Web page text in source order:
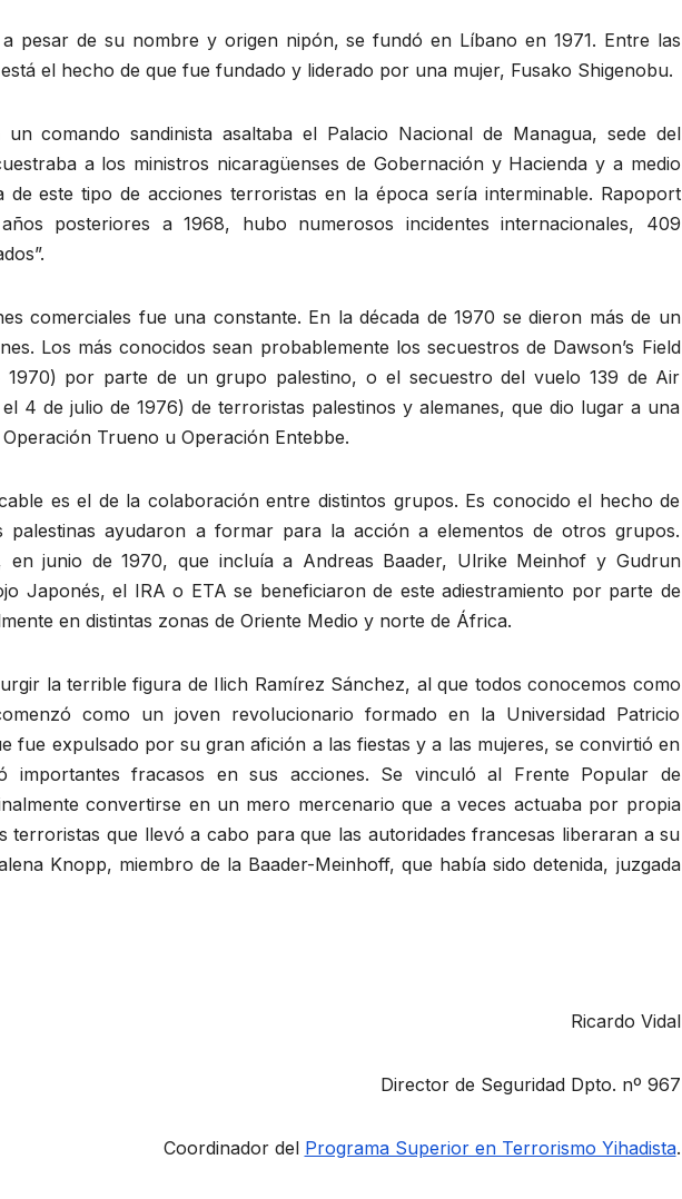
pesar de su nombre y origen nipón, se fundó en Líbano en 1971. Entre las
el hecho de que fue fundado y liderado por una mujer, Fusako Shigenobu.
comando sandinista asaltaba el Palacio Nacional de Managua, sede del
a los ministros nicaragüenses de Gobernación y Hacienda y a medio
de este tipo de acciones terroristas en la época sería interminable. Rapoport
posteriores a 1968, hubo numerosos incidentes internacionales, 409
comerciales fue una constante. En la década de 1970 se dieron más de un
Los más conocidos sean probablemente los secuestros de Dawson’s Field
1970) por parte de un grupo palestino, o el secuestro del vuelo 139 de Air
4 de julio de 1976) de terroristas palestinos y alemanes, que dio lugar a una
Trueno u Operación Entebbe.
es el de la colaboración entre distintos grupos. Es conocido el hecho de
palestinas ayudaron a formar para la acción a elementos de otros grupos.
junio de 1970, que incluía a Andreas Baader, Ulrike Meinhof y Gudrun
Japonés, el IRA o ETA se beneficiaron de este adiestramiento por parte de
en distintas zonas de Oriente Medio y norte de África.
la terrible figura de Ilich Ramírez Sánchez, al que todos conocemos como
como un joven revolucionario formado en la Universidad Patricio
fue expulsado por su gran afición a las fiestas y a las mujeres, se convirtió en
importantes fracasos en sus acciones. Se vinculó al Frente Popular de
convertirse en un mero mercenario que a veces actuaba por propia
terroristas que llevó a cabo para que las autoridades francesas liberaran a su
Knopp, miembro de la Baader-Meinhoff, que había sido detenida, juzgada
Ricardo Vidal
Director de Seguridad Dpto. nº 967
Coordinador del Programa Superior en Terrorismo Yihadista.